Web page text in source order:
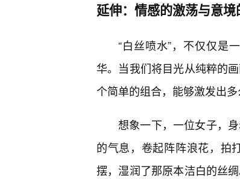
延伸：情感的激荡与意境
“白丝喷水”，不仅仅是
华。当我们将目光从纯粹的
个简单的组合，能够激发出多
想象一下，一位女子，
的气息，卷起阵阵浪花，拍
摆，湿润了那原本洁白的丝